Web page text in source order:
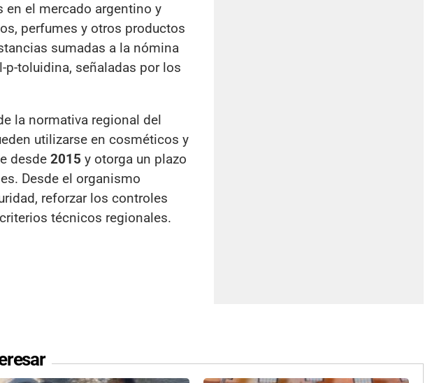
en el mercado argentino y
perfumes y otros productos
sumadas a la nómina
toluidina, señaladas por los
la normativa regional del
utilizarse en cosméticos y
desde 2015 y otorga un plazo
Desde el organismo
reforzar los controles
técnicos regionales.